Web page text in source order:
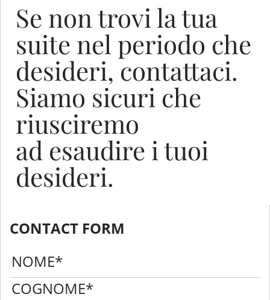
Se non trovi la tua
suite nel periodo che
desideri, contattaci.
Siamo sicuri che
riusciremo
ad esaudire i tuoi
desideri.
CONTACT FORM